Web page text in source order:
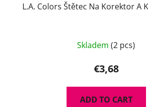
L.A. Colors Štětec Na Korektor A
Skladem(2 pcs)
€3,68
ADD TO CART